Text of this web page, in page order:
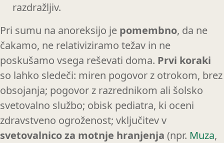
razdražljiv.
Pri sumu na anoreksijo je pomembno, da ne
čakamo, ne relativiziramo težav in ne
poskušamo vsega reševati doma. Prvi koraki
so lahko sledeči: miren pogovor z otrokom, brez
obsojanja; pogovor z razrednikom ali šolsko
svetovalno službo; obisk pediatra, ki oceni
zdravstveno ogroženost; vključitev v
svetovalnico za motnje hranjenja (npr. Muza,